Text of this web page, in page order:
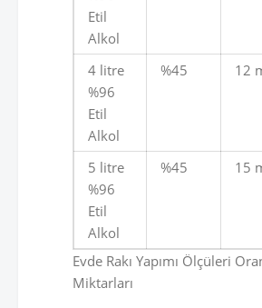
Etil
Alkol
4 litre
%96
Etil
Alkol
%45 12
5 litre
%96
Etil
Alkol
%45 15
Evde Rakı Yapımı Ölçüleri
Miktarları